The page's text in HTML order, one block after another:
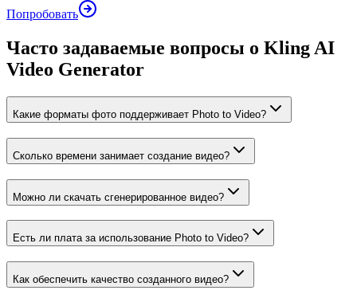
Попробовать
Часто задаваемые вопросы о Kling AI
Video Generator
Какие форматы фото поддерживает Photo to Video?
Сколько времени занимает создание видео?
Можно ли скачать сгенерированное видео?
Есть ли плата за использование Photo to Video?
Как обеспечить качество созданного видео?